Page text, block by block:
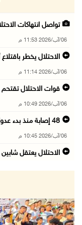
تواصل انتهاكات
06/آب/2026 11:53 م
الاحتلال يخطر باقتلاع أشجار من
06/آب/2026 11:14 م
قوات الاحتلال
06/آب/2026 10:49 م
48 إصابة منذ بدء عدوان الاحتلال على مخيم قلند ...
06/آب/2026 10:45 م
الاحتلال يعتقل
وزير الداخلية يبحث
06/آب/2026 10:01 م
رئيس بلدية الخليل